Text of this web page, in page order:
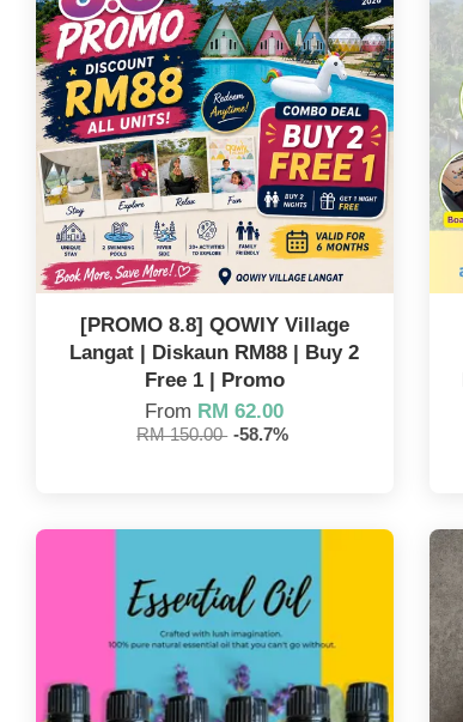
[PROMO 8.8] QOWIY Village
Langat | Diskaun RM88 | Buy 2
Free 1 | Promo
From RM 62.00
RM 150.00 -58.7%